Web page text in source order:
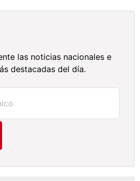
las noticias nacionales e
destacadas del día.